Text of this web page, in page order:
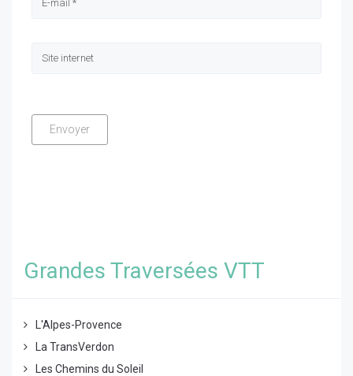
Grandes Traversées VTT
L'Alpes-Provence
La TransVerdon
Les Chemins du Soleil